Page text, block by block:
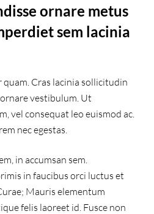
ornare metus
sem lacinia
Cras lacinia sollicitudin
vestibulum. Ut
vel consequat leo euismod ac.
nec egestas.
in accumsan sem.
in faucibus orci luctus et
Mauris elementum
felis laoreet id. Fusce non